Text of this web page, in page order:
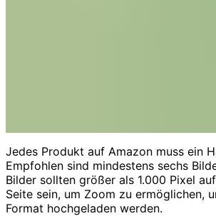
Jedes Produkt auf Amazon muss ein
Empfohlen sind mindestens sechs
Bilder sollten größer als 1.000 Pixel
Seite sein, um Zoom zu ermöglichen,
Format hochgeladen werden.